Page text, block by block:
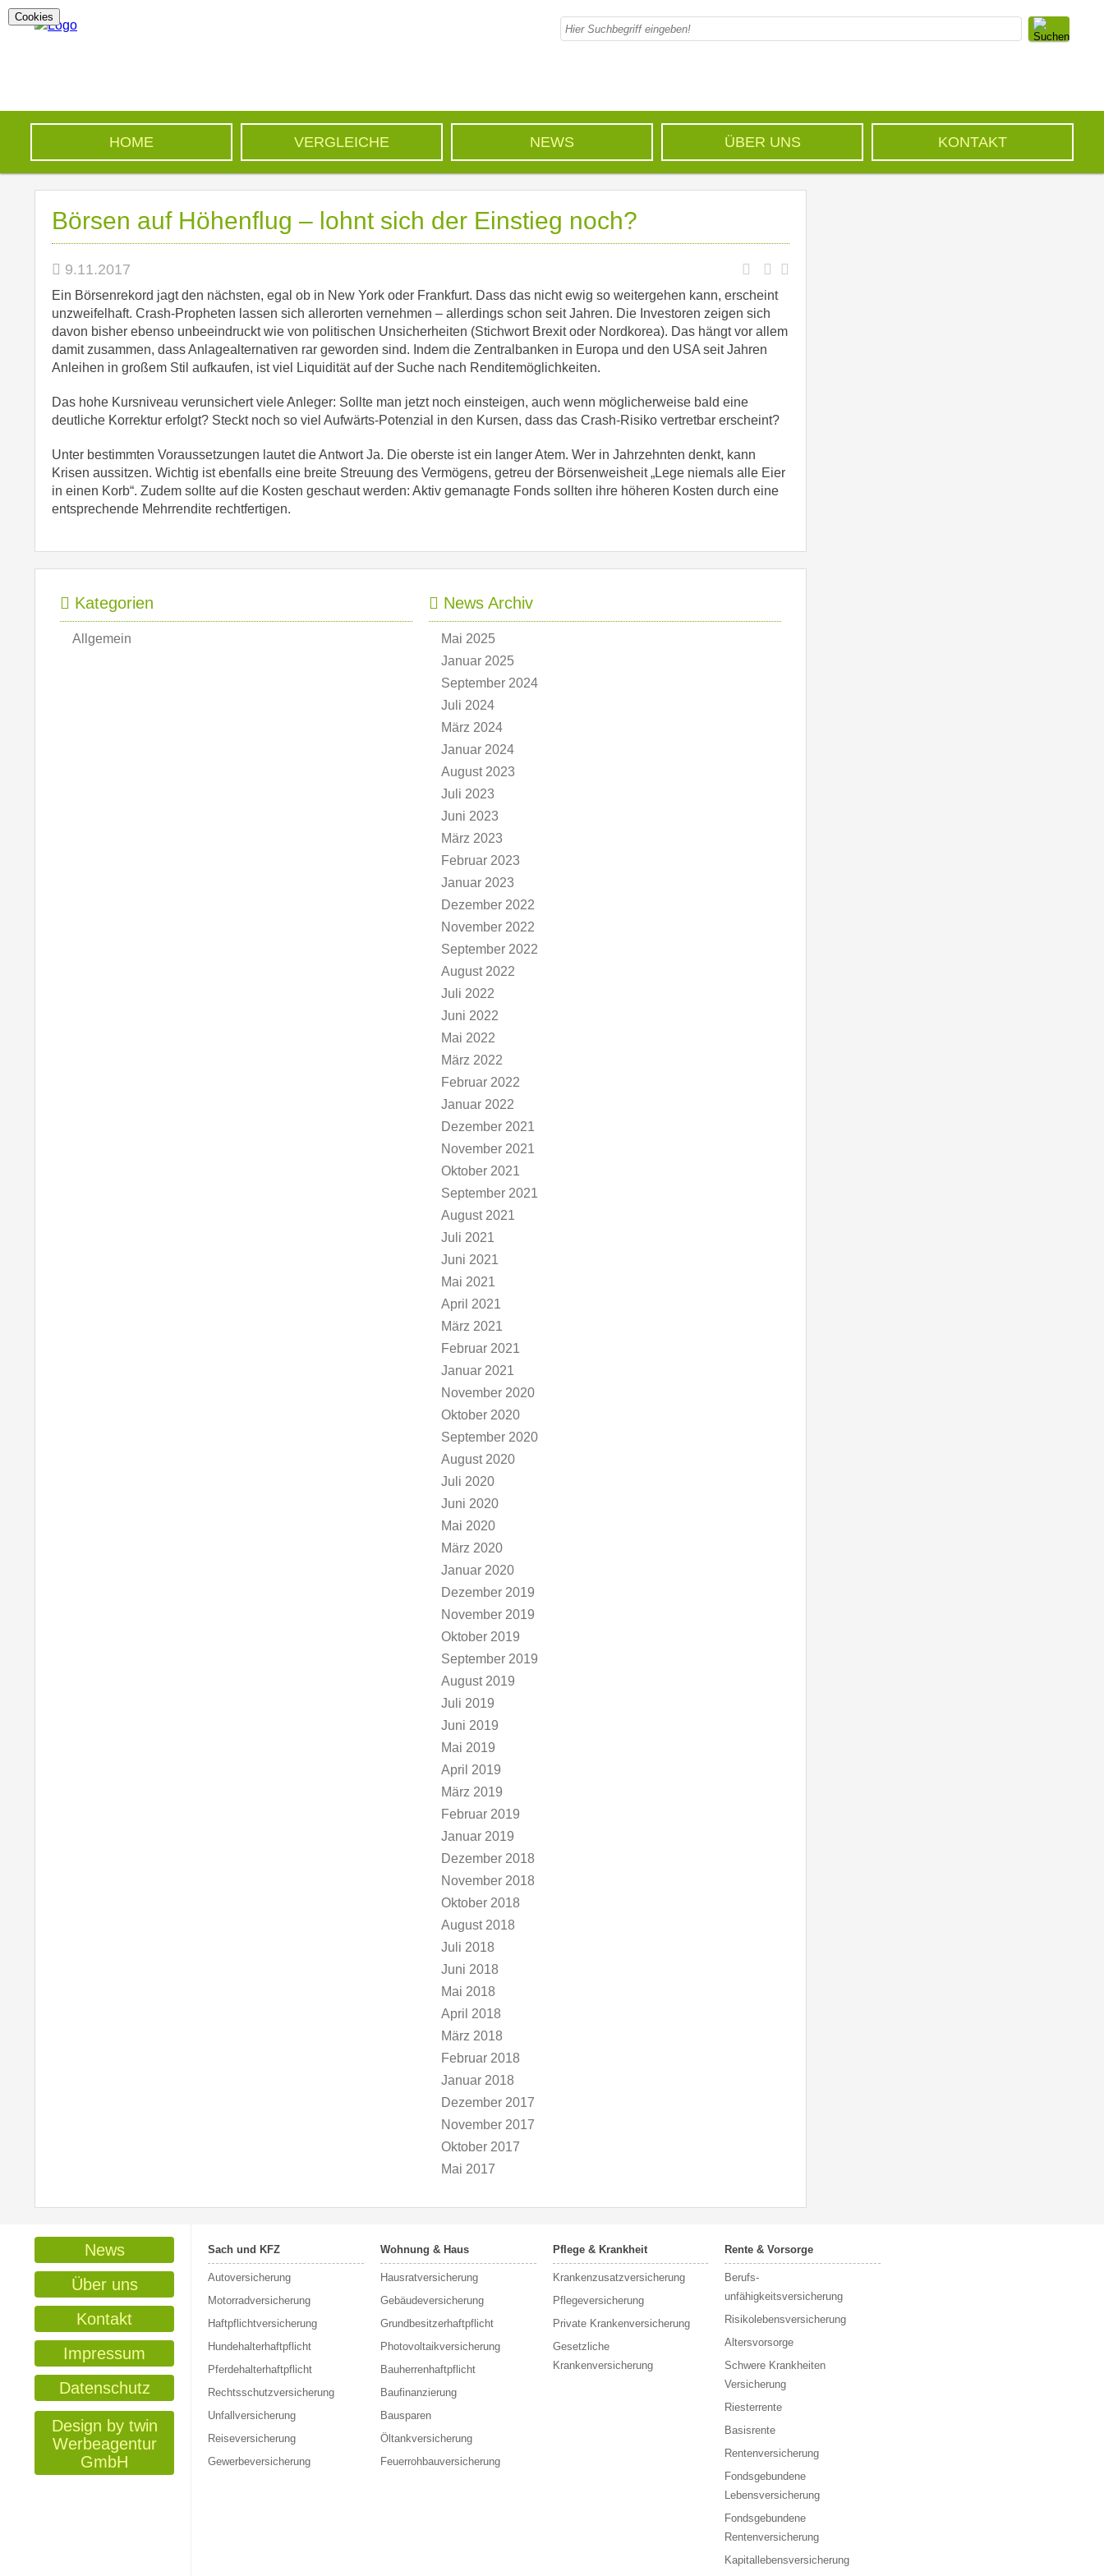
HOME VERGLEICHE NEWS ÜBER UNS KONTAKT
Börsen auf Höhenflug – lohnt sich der Einstieg noch?
9.11.2017
Ein Börsenrekord jagt den nächsten, egal ob in New York oder Frankfurt. Dass das nicht ewig so weitergehen kann, erscheint
unzweifelhaft. Crash-Propheten lassen sich allerorten vernehmen – allerdings schon seit Jahren. Die Investoren zeigen sich
davon bisher ebenso unbeeindruckt wie von politischen Unsicherheiten (Stichwort Brexit oder Nordkorea). Das hängt vor allem
damit zusammen, dass Anlagealternativen rar geworden sind. Indem die Zentralbanken in Europa und den USA seit Jahren
Anleihen in großem Stil aufkaufen, ist viel Liquidität auf der Suche nach Renditemöglichkeiten.
Das hohe Kursniveau verunsichert viele Anleger: Sollte man jetzt noch einsteigen, auch wenn möglicherweise bald eine
deutliche Korrektur erfolgt? Steckt noch so viel Aufwärts-Potenzial in den Kursen, dass das Crash-Risiko vertretbar erscheint?
Unter bestimmten Voraussetzungen lautet die Antwort Ja. Die oberste ist ein langer Atem. Wer in Jahrzehnten denkt, kann
Krisen aussitzen. Wichtig ist ebenfalls eine breite Streuung des Vermögens, getreu der Börsenweisheit „Lege niemals alle Eier
in einen Korb“. Zudem sollte auf die Kosten geschaut werden: Aktiv gemanagte Fonds sollten ihre höheren Kosten durch eine
entsprechende Mehrrendite rechtfertigen.
Kategorien
Allgemein
News Archiv
Mai 2025
Januar 2025
September 2024
Juli 2024
März 2024
Januar 2024
August 2023
Juli 2023
Juni 2023
März 2023
Februar 2023
Januar 2023
Dezember 2022
November 2022
September 2022
August 2022
Juli 2022
Juni 2022
Mai 2022
März 2022
Februar 2022
Januar 2022
Dezember 2021
November 2021
Oktober 2021
September 2021
August 2021
Juli 2021
Juni 2021
Mai 2021
April 2021
März 2021
Februar 2021
Januar 2021
November 2020
Oktober 2020
September 2020
August 2020
Juli 2020
Juni 2020
Mai 2020
März 2020
Januar 2020
Dezember 2019
November 2019
Oktober 2019
September 2019
August 2019
Juli 2019
Juni 2019
Mai 2019
April 2019
März 2019
Februar 2019
Januar 2019
Dezember 2018
November 2018
Oktober 2018
August 2018
Juli 2018
Juni 2018
Mai 2018
April 2018
März 2018
Februar 2018
Januar 2018
Dezember 2017
November 2017
Oktober 2017
Mai 2017
News
Über uns
Kontakt
Impressum
Datenschutz
Design by twin
Werbeagentur
GmbH
Sach und KFZ
Autoversicherung
Motorradversicherung
Haftpflichtversicherung
Hundehalterhaftpflicht
Pferdehalterhaftpflicht
Rechtsschutzversicherung
Unfallversicherung
Reiseversicherung
Gewerbeversicherung
Wohnung & Haus
Hausratversicherung
Gebäudeversicherung
Grundbesitzerhaftpflicht
Photovoltaikversicherung
Bauherrenhaftpflicht
Baufinanzierung
Bausparen
Öltankversicherung
Feuerrohbauversicherung
Pflege & Krankheit
Krankenzusatzversicherung
Pflegeversicherung
Private Krankenversicherung
Gesetzliche
Krankenversicherung
Rente & Vorsorge
Berufs­
unfähigkeitsversicherung
Risikolebensversicherung
Altersvorsorge
Schwere Krankheiten
Versicherung
Riesterrente
Basisrente
Rentenversicherung
Fondsgebundene
Lebensversicherung
Fondsgebundene
Rentenversicherung
Kapitallebensversicherung
Cookies